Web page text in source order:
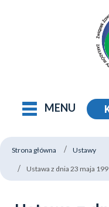
MENU
Strona główna Ustawy
Ustawa z dnia 23 maja